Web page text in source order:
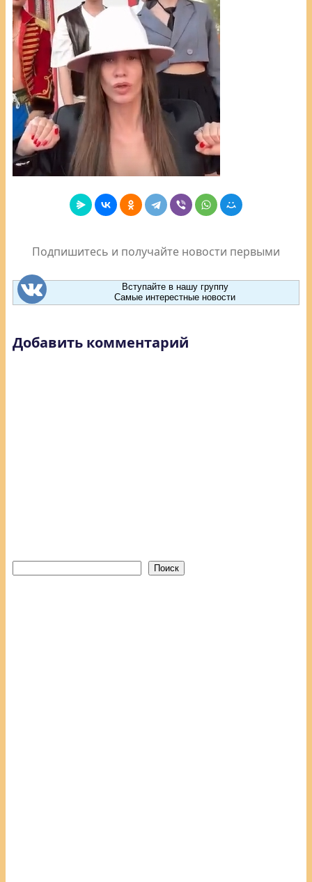
Подпишитесь и получайте новости первыми
Вступайте в нашу группу
Самые интерестные новости
Добавить комментарий
Поиск